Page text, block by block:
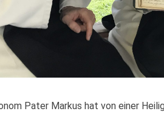
Pater Markus hat von einer